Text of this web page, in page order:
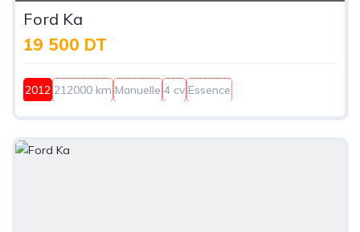
Ford Ka
19 500 DT
2012 212000 km Manuelle 4 cv Essence